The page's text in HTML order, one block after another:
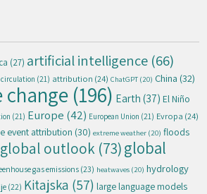
(27) artificial intelligence (66)
(21) attribution (24) ChatGPT (20) China (32)
(196) Earth (37) El Niño
(21) Europe (42) European Union (21) Evropa (24)
event attribution (30) extreme weather (20) floods
global outlook (73)global
gas emissions (23) heatwaves (20) hydrology
(22) Kitajska (57) large language models